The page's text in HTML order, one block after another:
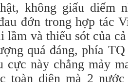
không giấu diếm
đớn trong hợp tác
lầm và thiếu sót của
quá đáng, phía
cực này chẳng mảy
toàn diện mà 2